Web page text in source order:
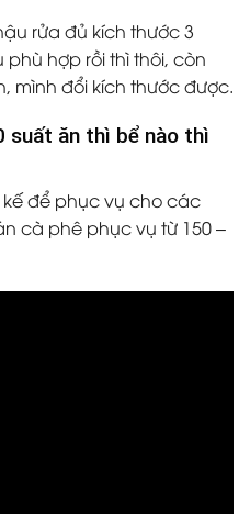
rửa đủ kích thước 3
hợp rồi thì thôi, còn
mình đổi kích thước được.
suất ăn thì bể nào thì
để phục vụ cho các
cà phê phục vụ từ 150 –